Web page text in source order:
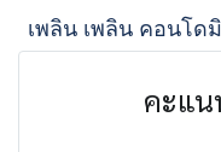
เพลิน เพลิน คอนโด
คะแน